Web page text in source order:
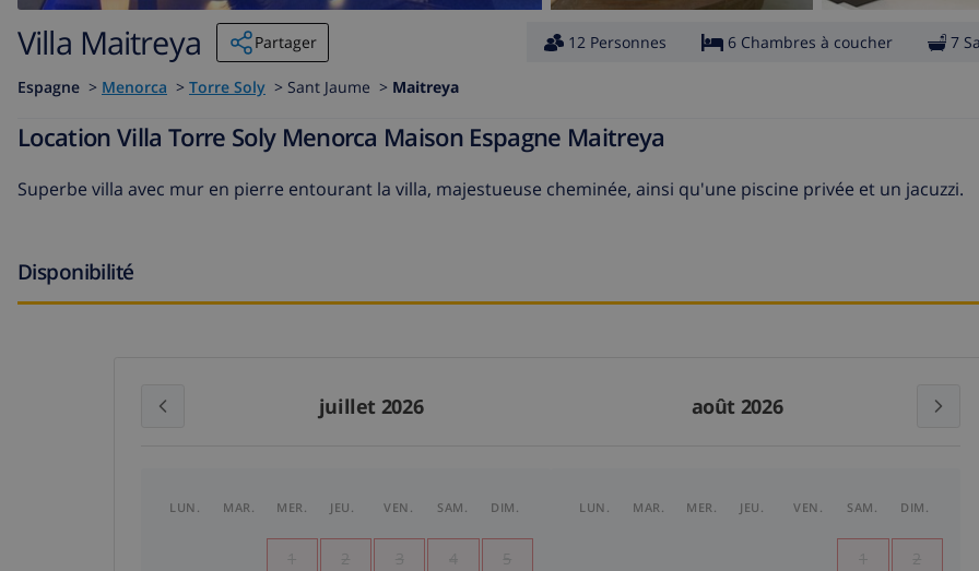
Villa Maitreya Partager 12 Personnes 6 Chambres à coucher 7
Espagne > Menorca > Torre Soly > Sant Jaume > Maitreya
Location Villa Torre Soly Menorca Maison Espagne Maitreya
Superbe villa avec mur en pierre entourant la villa, majestueuse cheminée, ainsi qu'une piscine privée et un jacuzzi.
Disponibilité
juillet 2026 août 2026
LUN. MAR. MER. JEU. VEN. SAM. DIM.
1 2 3 4 5
LUN. MAR. MER. JEU. VEN. SAM. DIM.
1 2